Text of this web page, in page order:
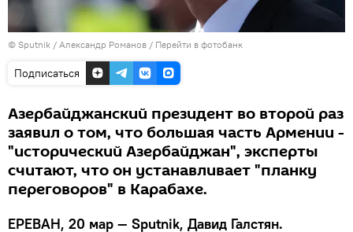
© Sputnik / Александр Романов / Перейти в фотобанк
Подписаться
Азербайджанский президент во второй раз
заявил о том, что большая часть Армении -
"исторический Азербайджан", эксперты
считают, что он устанавливает "планку
переговоров" в Карабахе.
ЕРЕВАН, 20 мар — Sputnik, Давид Галстян.